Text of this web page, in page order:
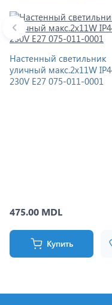
Настенный светильник
уличный макс.2x11W
230V E27 075-011-0001
475.00 MDL
Купить